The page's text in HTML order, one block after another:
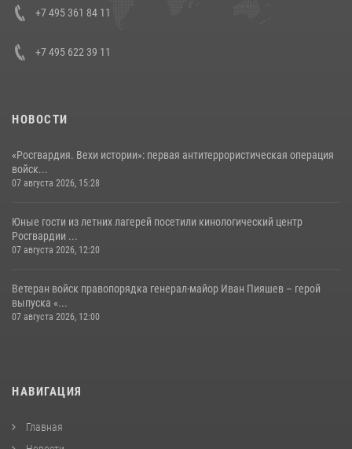
+7 495 361 84 11
+7 495 622 39 11
НОВОСТИ
«Росгвардия. Вехи истории»: первая антитеррористическая операция
войск...
07 августа 2026, 15:28
Юные гости из летних лагерей посетили кинологический центр
Росгвардии ...
07 августа 2026, 12:20
Ветеран войск правопорядка генерал-майор Иван Пияшев – герой
выпуска «...
07 августа 2026, 12:00
НАВИГАЦИЯ
Главная